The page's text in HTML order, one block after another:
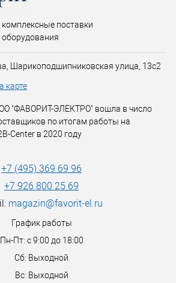
поставки
оборудования
Шарикоподшипниковская улица, 13с2
карте
"ФАВОРИТ-ЭЛЕКТРО" вошла в число
по итогам работы на
Center в 2020 году
+7 (495) 369 69 96
+7 926 800 25 69
magazin@favorit-el.ru
График работы
Пн-Пт: с 9:00 до 18:00
Сб: Выходной
Вс: Выходной